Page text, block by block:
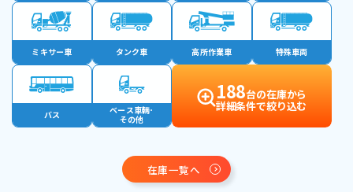
ミキサー車 タンク車 高所作業車 特殊車両
バス
ベース車輛･
その他
188台の在庫から
詳細条件で絞り込む
在庫一覧へ